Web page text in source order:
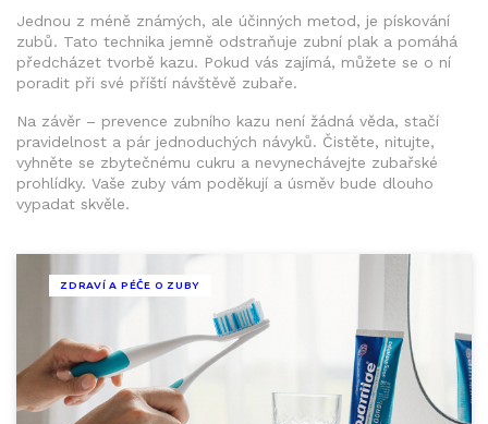
Jednou z méně známých, ale účinných metod, je pískování
zubů. Tato technika jemně odstraňuje zubní plak a pomáhá
předcházet tvorbě kazu. Pokud vás zajímá, můžete se o ní
poradit při své příští návštěvě zubaře.
Na závěr – prevence zubního kazu není žádná věda, stačí
pravidelnost a pár jednoduchých návyků. Čistěte, nitujte,
vyhněte se zbytečnému cukru a nevynechávejte zubařské
prohlídky. Vaše zuby vám poděkují a úsměv bude dlouho
vypadat skvěle.
ZDRAVÍ A PÉČE O ZUBY